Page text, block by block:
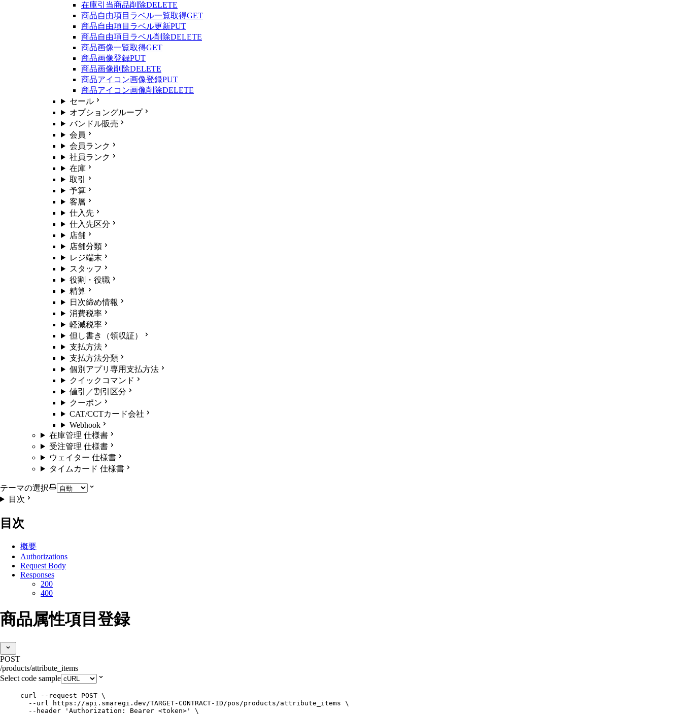
在庫引当商品削除DELETE
商品自由項目ラベル一覧取得GET
商品自由項目ラベル更新PUT
商品自由項目ラベル削除DELETE
商品画像一覧取得GET
商品画像登録PUT
商品画像削除DELETE
商品アイコン画像登録PUT
商品アイコン画像削除DELETE
セール
オプショングループ
バンドル販売
会員
会員ランク
社員ランク
在庫
取引
予算
客層
仕入先
仕入先区分
店舗
店舗分類
レジ端末
スタッフ
役割・役職
精算
日次締め情報
消費税率
軽減税率
但し書き（領収証）
支払方法
支払方法分類
個別アプリ専用支払方法
クイックコマンド
値引／割引区分
クーポン
CAT/CCTカード会社
Webhook
在庫管理 仕様書
受注管理 仕様書
ウェイター 仕様書
タイムカード 仕様書
テーマの選択
目次
目次
概要
Authorizations
Request Body
Responses
200
400
商品属性項目登録
POST
/products/attribute_items
Select code sample
curl --request POST \
--url
https://api.smaregi.dev/TARGET-CONTRACT-ID/pos/products/attribute_items \
--header
' Authorization: Bearer <token> '
\